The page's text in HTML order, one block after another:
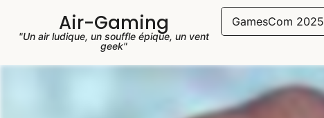
Air-Gaming
"Un air ludique, un souffle épique, un vent
geek"
GamesCom 2025